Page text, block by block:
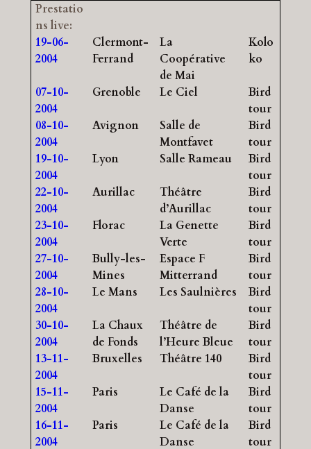
Prestatio
ns live:
19-06-
2004
Clermont-
Ferrand
La
Coopérative
de Mai
Kolo
ko
07-10-
2004
Grenoble Le Ciel
Bird
tour
08-10-
2004
Avignon
Salle de
Montfavet
Bird
tour
19-10-
2004
Lyon Salle Rameau
Bird
tour
22-10-
2004
Aurillac
Théâtre
d’Aurillac
Bird
tour
23-10-
2004
Florac
La Genette
Verte
Bird
tour
27-10-
2004
Bully-les-
Mines
Espace F
Mitterrand
Bird
tour
28-10-
2004
Le Mans Les Saulnières
Bird
tour
30-10-
2004
La Chaux
de Fonds
Théâtre de
l’Heure Bleue
Bird
tour
13-11-
2004
Bruxelles Théâtre 140
Bird
tour
15-11-
2004
Paris
Le Café de la
Danse
Bird
tour
16-11-
2004
Paris
Le Café de la
Danse
Bird
tour